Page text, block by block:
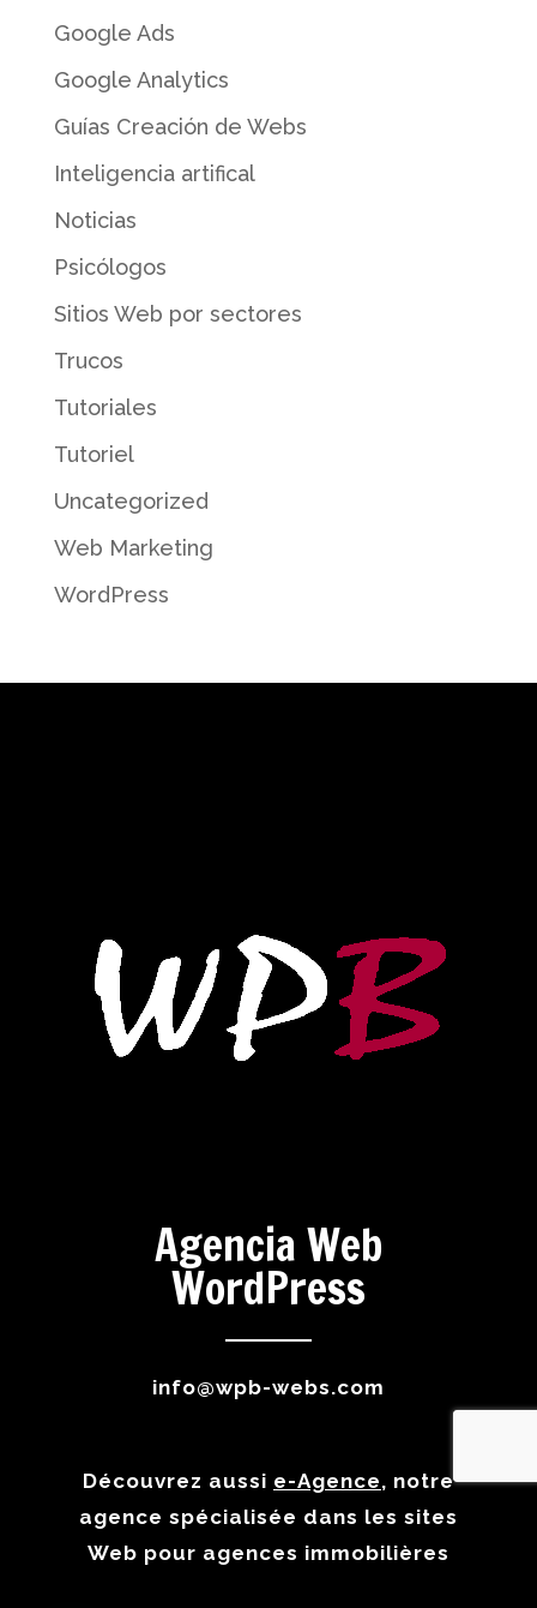
Google Ads
Google Analytics
Guías Creación de Webs
Inteligencia artifical
Noticias
Psicólogos
Sitios Web por sectores
Trucos
Tutoriales
Tutoriel
Uncategorized
Web Marketing
WordPress
Agencia Web
WordPress
info@wpb-webs.com
Découvrez aussi e-Agence, notre
agence spécialisée dans les sites
Web pour agences immobilières